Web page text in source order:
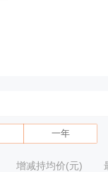
一年
增减持均价(元)